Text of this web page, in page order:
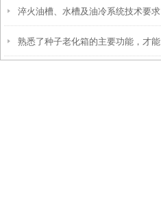
法！
淬火油槽、水槽及油冷系统技术要求
熟悉了种子老化箱的主要功能，才能